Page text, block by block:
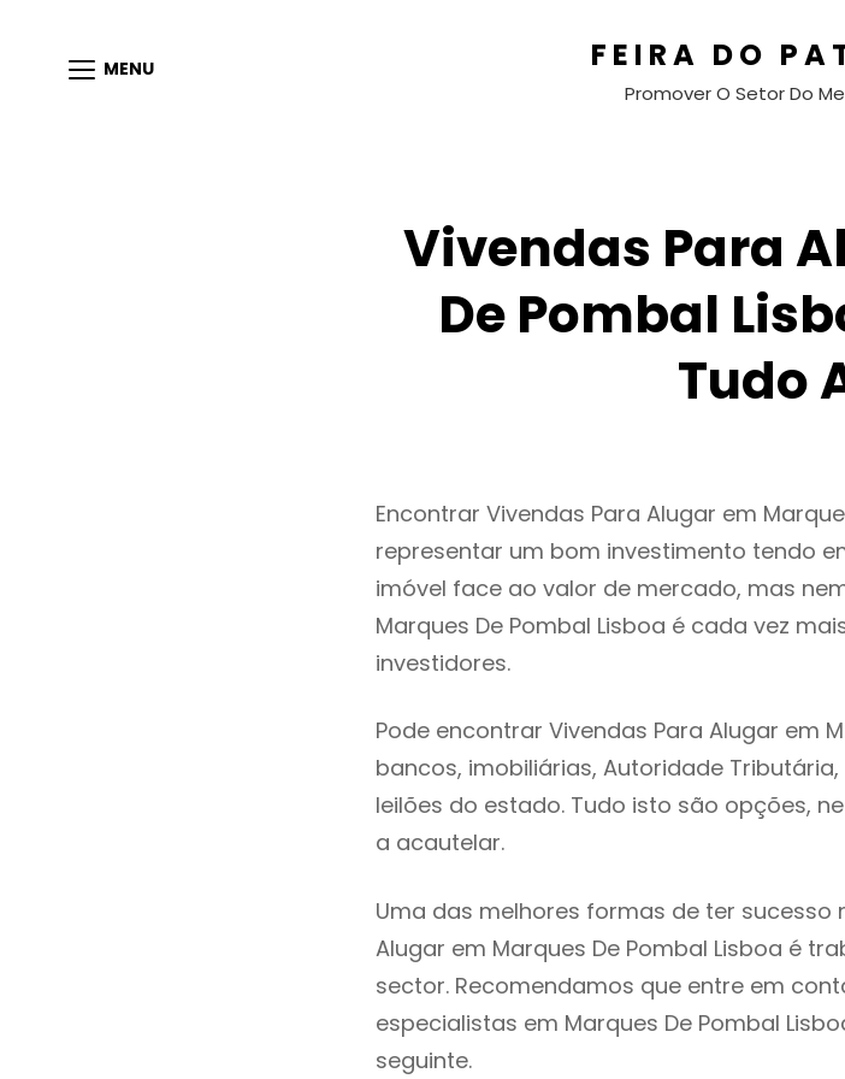
MENU FEIRA DO
Promover O Setor Do
Vivendas Para
De Pombal
Tudo
Encontrar Vivendas Para Alugar em
representar um bom investimento tendo
imóvel face ao valor de mercado, mas
Marques De Pombal Lisboa é cada vez
investidores.
Pode encontrar Vivendas Para Alugar em
bancos, imobiliárias, Autoridade
leilões do estado. Tudo isto são opções,
a acautelar.
Uma das melhores formas de ter sucesso
Alugar em Marques De Pombal Lisboa é
sector. Recomendamos que entre em
especialistas em Marques De Pombal
seguinte.